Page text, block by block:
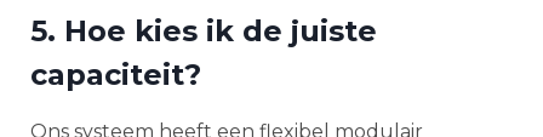
5. Hoe kies ik de juiste
capaciteit?
Ons systeem heeft een flexibel modulair